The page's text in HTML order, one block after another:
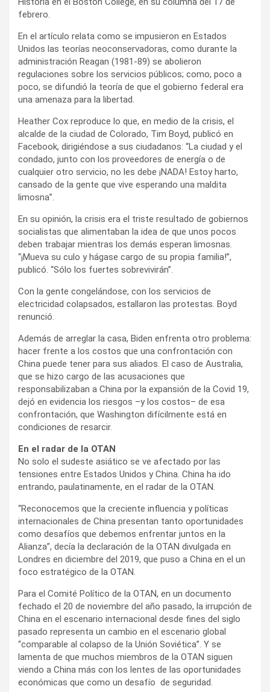
febrero.
En el artículo relata como se impusieron en Estados
Unidos las teorías neoconservadoras, como durante la
administración Reagan (1981-89) se abolieron
regulaciones sobre los servicios públicos; como, poco a
poco, se difundió la teoría de que el gobierno federal era
una amenaza para la libertad.
Heather Cox reproduce lo que, en medio de la crisis, el
alcalde de la ciudad de Colorado, Tim Boyd, publicó en
Facebook, dirigiéndose a sus ciudadanos: “La ciudad y el
condado, junto con los proveedores de energía o de
cualquier otro servicio, no les debe ¡NADA! Estoy harto,
cansado de la gente que vive esperando una maldita
limosna”.
En su opinión, la crisis era el triste resultado de gobiernos
socialistas que alimentaban la idea de que unos pocos
deben trabajar mientras los demás esperan limosnas.
“¡Mueva su culo y hágase cargo de su propia familia!”,
publicó. “Sólo los fuertes sobrevivirán”.
Con la gente congelándose, con los servicios de
electricidad colapsados, estallaron las protestas. Boyd
renunció.
Además de arreglar la casa, Biden enfrenta otro problema:
hacer frente a los costos que una confrontación con
China puede tener para sus aliados. El caso de Australia,
que se hizo cargo de las acusaciones que
responsabilizaban a China por la expansión de la Covid 19,
dejó en evidencia los riesgos –y los costos– de esa
confrontación, que Washington difícilmente está en
condiciones de resarcir.
En el radar de la OTAN
No solo el sudeste asiático se ve afectado por las
tensiones entre Estados Unidos y China. China ha ido
entrando, paulatinamente, en el radar de la OTAN.
“Reconocemos que la creciente influencia y políticas
internacionales de China presentan tanto oportunidades
como desafíos que debemos enfrentar juntos en la
Alianza”, decía la declaración de la OTAN divulgada en
Londres en diciembre del 2019, que puso a China en el un
foco estratégico de la OTAN.
Para el Comité Político de la OTAN, en un documento
fechado el 20 de noviembre del año pasado, la irrupción de
China en el escenario internacional desde fines del siglo
pasado representa un cambio en el escenario global
“comparable al colapso de la Unión Soviética”. Y se
lamenta de que muchos miembros de la OTAN siguen
viendo a China más con los lentes de las oportunidades
económicas que como un desafío de seguridad.